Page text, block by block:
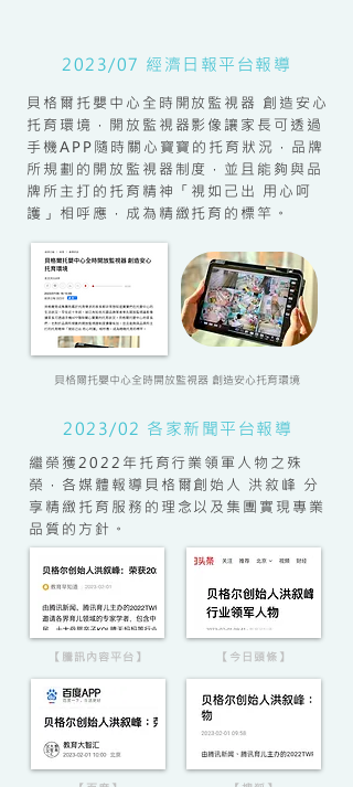
2023/07 經濟日報平台報導
貝格爾托嬰中心全時開放監視器 創造安心
托育環境，開放監視器影像讓家長可透過
手機APP隨時關心寶寶的托育狀況，品牌
所規劃的開放監視器制度，並且能夠與品
牌所主打的托育精神「視如己出 用心呵
護」相呼應，成為精緻托育的標竿。
貝格爾托嬰中心全時開放監視器 創造安心托育環境
2023/02 各家新聞平台報導
繼榮獲2022年托育行業領軍人物之殊
榮，各媒體報導貝格爾創始人 洪敘峰 分
享精緻托育服務的理念以及集團實現專業
品質的方針。
【騰訊內容平台】 【今日頭條】